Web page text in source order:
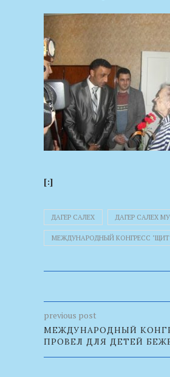
[:]
ДАГЕР САЛЕХ ДАГЕР САЛЕХ
МЕЖДУНАРОДНЫЙ КОНГРЕСС
previous post
МЕЖДУНАРОДНЫЙ
ПРОВЕЛ ДЛЯ ДЕТЕЙ